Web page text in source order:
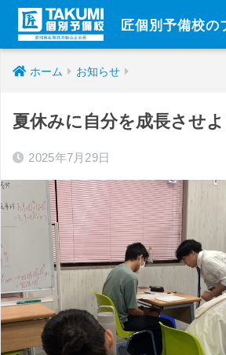
匠個別予備校の
ホーム お知らせ
夏休みに自分を成長させよ
2025年7月29日